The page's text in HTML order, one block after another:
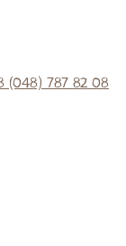
(048) 787 82 08